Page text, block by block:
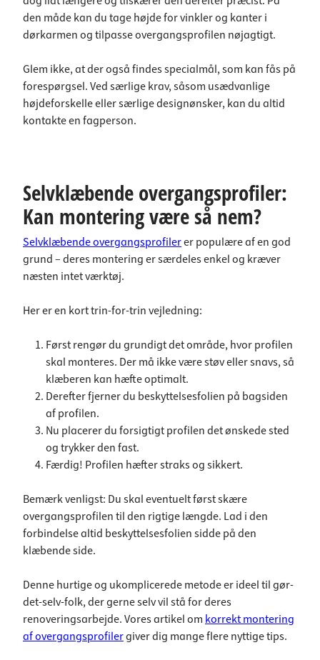
den måde kan du tage højde for vinkler og kanter i
dørkarmen og tilpasse overgangsprofilen nøjagtigt.
Glem ikke, at der også findes specialmål, som kan fås på
forespørgsel. Ved særlige krav, såsom usædvanlige
højdeforskelle eller særlige designønsker, kan du altid
kontakte en fagperson.
Selvklæbende overgangsprofiler:
Kan montering være så nem?
Selvklæbende overgangsprofilerer populære af en god
grund – deres montering er særdeles enkel og kræver
næsten intet værktøj.
Her er en kort trin-for-trin vejledning:
Først rengør du grundigt det område, hvor profilen
skal monteres. Der må ikke være støv eller snavs, så
klæberen kan hæfte optimalt.
Derefter fjerner du beskyttelsesfolien på bagsiden
af profilen.
Nu placerer du forsigtigt profilen det ønskede sted
og trykker den fast.
Færdig! Profilen hæfter straks og sikkert.
Bemærk venligst: Du skal eventuelt først skære
overgangsprofilen til den rigtige længde. Lad i den
forbindelse altid beskyttelsesfolien sidde på den
klæbende side.
Denne hurtige og ukomplicerede metode er ideel til gør-
det-selv-folk, der gerne selv vil stå for deres
renoveringsarbejde. Vores artikel omkorrekt montering
af overgangsprofilergiver dig mange flere nyttige tips.